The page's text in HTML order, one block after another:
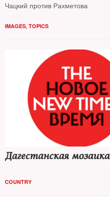
Чацкий против Рахметова
IMAGES, TOPICS
Дагестанская мозаика
COUNTRY